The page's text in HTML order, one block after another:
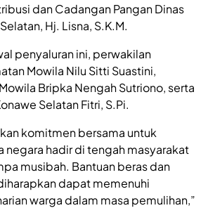
dan Cadangan Pangan Dinas
Hj. Lisna, S.K.M.
penyaluran ini, perwakilan
Mowila Nilu Sitti Suastini,
Bripka Nengah Sutriono, serta
Selatan Fitri, S.Pi.
komitmen bersama untuk
negara hadir di tengah masyarakat
musibah. Bantuan beras dan
dapat memenuhi
warga dalam masa pemulihan,”